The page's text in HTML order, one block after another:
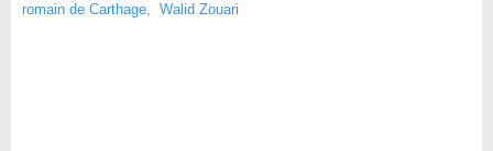
romain de Carthage, Walid Zouari